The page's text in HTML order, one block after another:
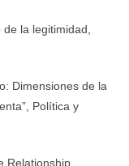
la legitimidad,
Dimensiones de la
Política y
Relationship